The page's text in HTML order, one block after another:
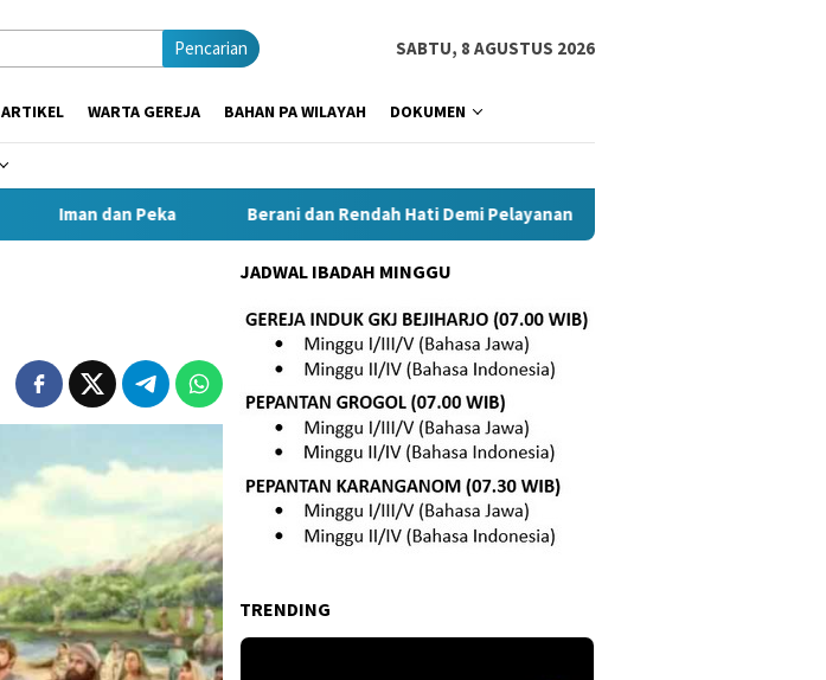
Pencarian SABTU, 8 AGUSTUS 2026
ARTIKEL WARTA GEREJA BAHAN PA WILAYAH DOKUMEN
Iman dan Peka Berani dan Rendah Hati Demi Pelayanan Lebih Baik
JADWAL IBADAH MINGGU
TRENDING